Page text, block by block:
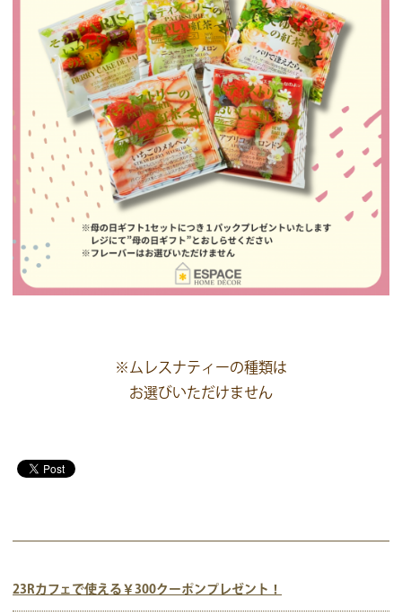
※ムレスナティーの種類は
お選びいただけません
23Rカフェで使える￥300クーポンプレゼント！